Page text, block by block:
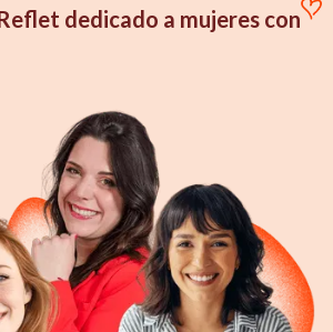
dedicado a mujeres con